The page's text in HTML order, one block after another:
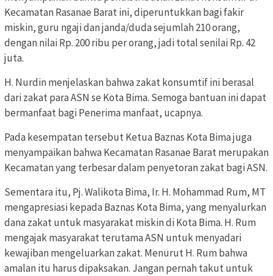
Kecamatan Rasanae Barat ini, diperuntukkan bagi fakir
miskin, guru ngaji dan janda/duda sejumlah 210 orang,
dengan nilai Rp. 200 ribu per orang, jadi total senilai Rp. 42
juta.
H. Nurdin menjelaskan bahwa zakat konsumtif ini berasal
dari zakat para ASN se Kota Bima. Semoga bantuan ini dapat
bermanfaat bagi Penerima manfaat, ucapnya.
Pada kesempatan tersebut Ketua Baznas Kota Bima juga
menyampaikan bahwa Kecamatan Rasanae Barat merupakan
Kecamatan yang terbesar dalam penyetoran zakat bagi ASN.
Sementara itu, Pj. Walikota Bima, Ir. H. Mohammad Rum, MT
mengapresiasi kepada Baznas Kota Bima, yang menyalurkan
dana zakat untuk masyarakat miskin di Kota Bima. H. Rum
mengajak masyarakat terutama ASN untuk menyadari
kewajiban mengeluarkan zakat. Menurut H. Rum bahwa
amalan itu harus dipaksakan. Jangan pernah takut untuk